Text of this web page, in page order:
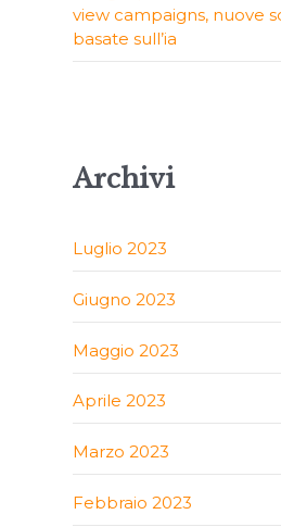
view campaigns, nuove
basate sull’ia
Archivi
Luglio 2023
Giugno 2023
Maggio 2023
Aprile 2023
Marzo 2023
Febbraio 2023